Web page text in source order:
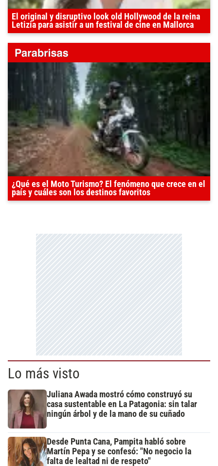
El original y disruptivo look old Hollywood de la reina
Letizia para asistir a un festival de cine en Mallorca
¿Qué es el Moto Turismo? El fenómeno que crece en el
país y cuáles son los destinos favoritos
Lo más visto
Juliana Awada mostró cómo construyó su
casa sustentable en La Patagonia: sin talar
ningún árbol y de la mano de su cuñado
Desde Punta Cana, Pampita habló sobre
Martín Pepa y se confesó: "No negocio la
falta de lealtad ni de respeto"